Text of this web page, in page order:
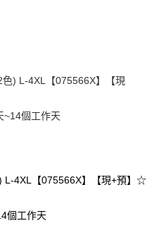
) L-4XL【075566X】【現
~14個工作天
L-4XL【075566X】【現+預】☆
個工作天